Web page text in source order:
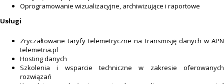
Oprogramowanie wizualizacyjne, archiwizujące i raportowe
Usługi
Zryczałtowane taryfy telemetryczne na transmisję danych w APN
telemetria.pl
Hosting danych
Szkolenia i wsparcie techniczne w zakresie oferowanych
rozwiązań